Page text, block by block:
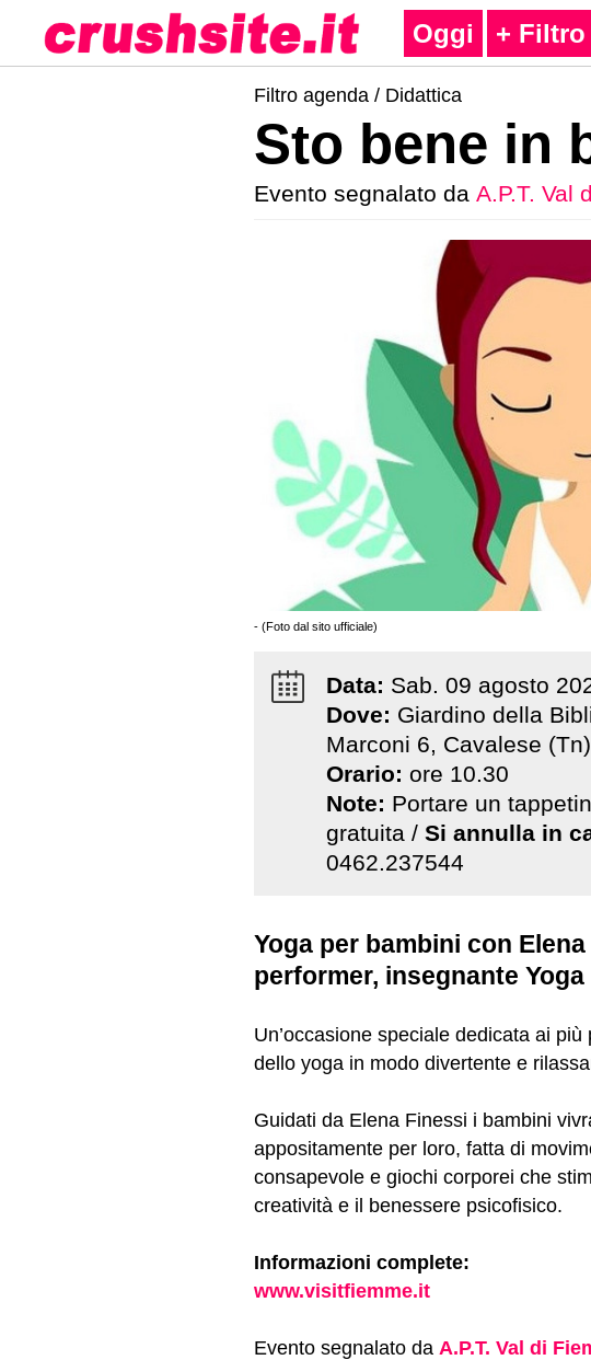
Oggi + Filtro
Filtro agenda / Didattica
Sto bene in
Evento segnalato da A.P.T. Val
- (Foto dal sito ufficiale)
Data: Sab. 09 agosto
Dove: Giardino della
Marconi 6, Cavalese (Tn)
Orario: ore 10.30
Note: Portare un
gratuita / Si annulla in
0462.237544
Yoga per bambini con
performer, insegnante
Un’occasione speciale dedicata ai
dello yoga in modo divertente e
Guidati da Elena Finessi i bambini
appositamente per loro, fatta di
consapevole e giochi corporei che
creatività e il benessere psicofisico.
Informazioni complete:
www.visitfiemme.it
Evento segnalato da A.P.T. Val di